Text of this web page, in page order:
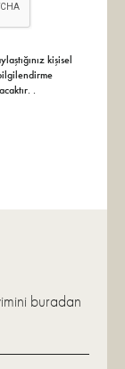
kişisel
.
buradan